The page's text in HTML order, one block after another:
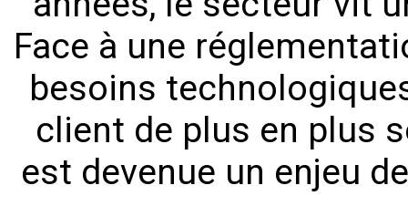
Face à une
besoins
client de plus en plus
est devenue un enjeu